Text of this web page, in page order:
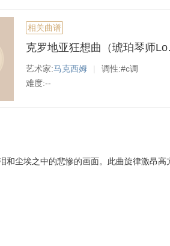
相关曲谱
克罗
艺术家:马克西姆 |
调性:#c调
难度:--
和尘埃之中的悲惨的画面。此曲旋律激昂高